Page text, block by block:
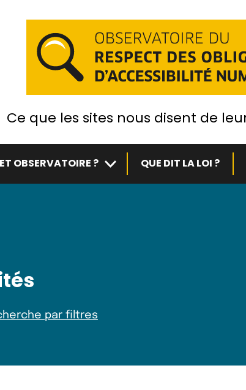
Ce que les sites nous disent de
OBSERVATOIRE ? Sous-menuQUE DIT LA LOI ?
par filtres